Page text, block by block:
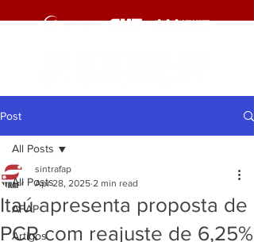
Post
All Posts
AFAP
Artigos
All Posts
Itaú apresenta proposta de
PCR com reajuste de 6,25%
sintrafap
Apr 28, 2025 2 min read